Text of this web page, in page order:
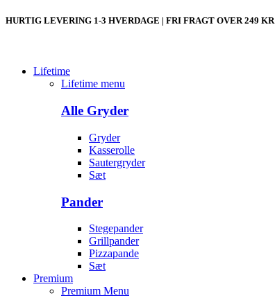
HURTIG LEVERING 1-3 HVERDAGE | FRI FRAGT OVER 249 KR
Lifetime
Lifetime menu
Alle Gryder
Gryder
Kasserolle
Sautergryder
Sæt
Pander
Stegepander
Grillpander
Pizzapande
Sæt
Premium
Premium Menu